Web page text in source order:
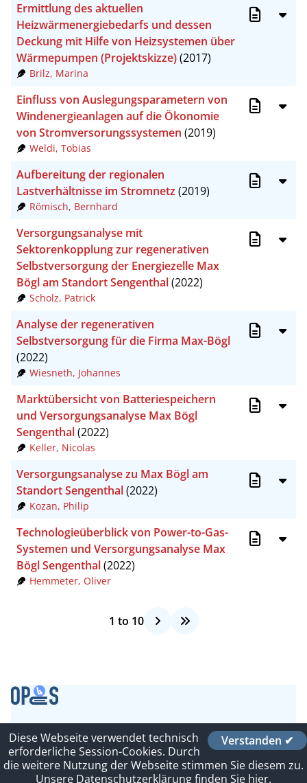
Ermittlung des aktuellen
Heizwärmenergiebedarfs und dessen
Deckung mit Hilfe von Heizsystemen über
Wärmepumpen (Projektskizze)(2017)
Brilz, Marina
Einfluss von Auslegungsparametern von
Windenergieanlagen auf die Ökonomie
von Stromversorungssystemen (2019)
Weldi, Tobias
Aufbereitung der regionalen
Lastverhältnisse im Stromnetz(2019)
Römisch, Bernhard
Versorgungsanalyse mit
Sektorenkopplung zur regenerativen
Selbstversorgung der Energiezelle Max
Bögl am Standort Sengenthal(2022)
Scholz, Patrick
Analyse der regenerativen
Selbstversorgung für die Firma Max-Bögl
(2022)
Wiesneth, Johannes
Marktübersicht von Batteriespeichern
und Versorgungsanalyse Max Bögl
Sengenthal(2022)
Keller, Nicolas
Versorgungsanalyse zu Max Bögl am
Standort Sengenthal(2022)
Kozan, Philip
Technologieüberblick von Power-to-Gas-
Systemen und Versorgungsanalyse Max
Bögl Sengenthal(2022)
Hemmeter, Oliver
1 to 10
Contact
Imprint
Leitlinien
Sitelinks
Verstanden ✔
Diese Webseite verwendet technisch
erforderliche Session-Cookies. Durch
die weitere Nutzung der Webseite stimmen Sie diesem zu.
Unsere Datenschutzerklärung finden Sie hier.